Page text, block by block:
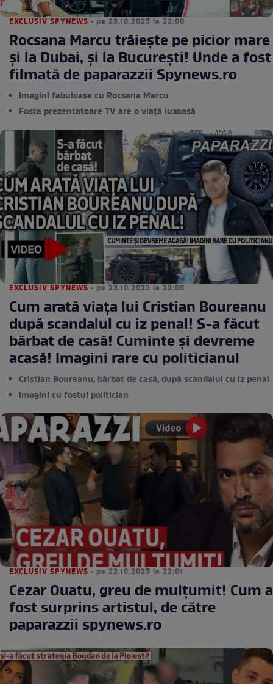
EXCLUSIV SPYNEWS • pe 23.10.2025 la 22:00
Rocsana Marcu trăiește pe picior mare
şi la Dubai, şi la Bucureşti! Unde a fost
filmată de paparazzii Spynews.ro
Imagini fabuloase cu Rocsana Marcu
Fosta prezentatoare TV are o viață luxoasă
EXCLUSIV SPYNEWS • pe 23.10.2025 la 22:00
Cum arată viaţa lui Cristian Boureanu
după scandalul cu iz penal! S-a făcut
bărbat de casă! Cuminte şi devreme
acasă! Imagini rare cu politicianul
Cristian Boureanu, bărbat de casă, după scandalul cu iz penal
Imagini cu fostul politician
EXCLUSIV SPYNEWS • pe 22.10.2025 la 22:01
Cezar Ouatu, greu de mulțumit! Cum a
fost surprins artistul, de către
paparazzii spynews.ro